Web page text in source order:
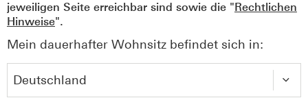
jeweiligen Seite erreichbar sind sowie die "Rechtlichen
Hinweise".
Mein dauerhafter Wohnsitz befindet sich in: